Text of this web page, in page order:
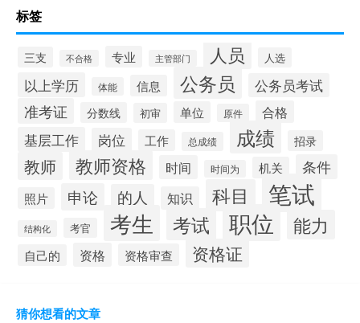
标签
三支 不合格 专业 主管部门 人员 人选
以上学历 体能 信息 公务员 公务员考试
准考证 分数线 初审 单位 原件 合格
基层工作 岗位 工作 总成绩 成绩 招录
教师 教师资格 时间 时间为 机关 条件
照片 申论 的人 知识 科目 笔试
结构化 考官 考生 考试 职位 能力
自己的 资格 资格审查 资格证
猜你想看的文章